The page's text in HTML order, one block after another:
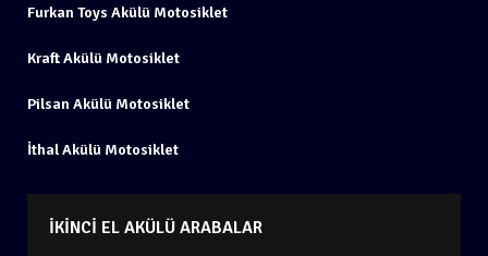
Furkan Toys Akülü Motosiklet
Kraft Akülü Motosiklet
Pilsan Akülü Motosiklet
İthal Akülü Motosiklet
İKINCI EL AKÜLÜ ARABALAR